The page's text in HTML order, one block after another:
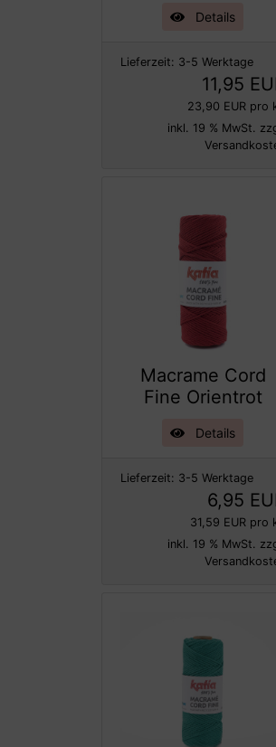
Details
Lieferzeit: 3-5 Werktage
11,95
23,90 EUR pro
inkl. 19 % MwSt.
Macrame Cord
Fine Orientrot
Details
Lieferzeit: 3-5 Werktage
6,95
31,59 EUR pro
inkl. 19 % MwSt.